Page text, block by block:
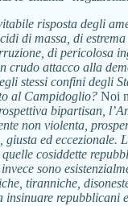
risposta degli
di massa, di
di pericolosa
crudo attacco alla
stessi confini degli
al Campidoglio? Noi
bipartisan,
non violenta,
giusta ed eccezionale.
cosiddette
sono
tiranniche,
insinuare repubblicani